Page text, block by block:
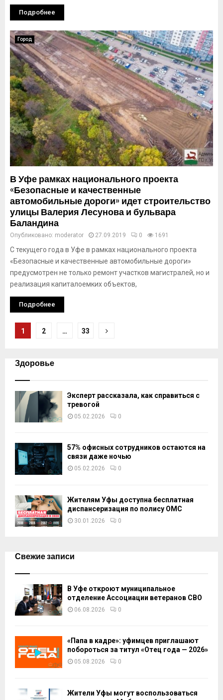
Подробнее
Город
В Уфе рамках национального проекта
«Безопасные и качественные
автомобильные дороги» идет строительство
улицы Валерия Лесунова и бульвара
Баландина
Опубликовано: moderator 27.09.2019 0 1691
С текущего года в Уфе в рамках национального проекта
«Безопасные и качественные автомобильные дороги»
предусмотрен не только ремонт участков магистралей, но и
реализация капиталоемких объектов,
Подробнее
Навигация
записям
1 2 … 33
Здоровье
Эксперт рассказала, как справиться с
тревогой
05.02.2026 0
57% офисных сотрудников остаются на
связи даже ночью
05.02.2026 0
Жителям Уфы доступна бесплатная
диспансеризация по полису ОМС
30.01.2026 0
Свежие записи
В Уфе откроют муниципальное
отделение Ассоциации ветеранов СВО
06.08.2026 0
«Папа в кадре»: уфимцев приглашают
побороться за титул «Отец года — 2026»
05.08.2026 0
Жители Уфы могут воспользоваться